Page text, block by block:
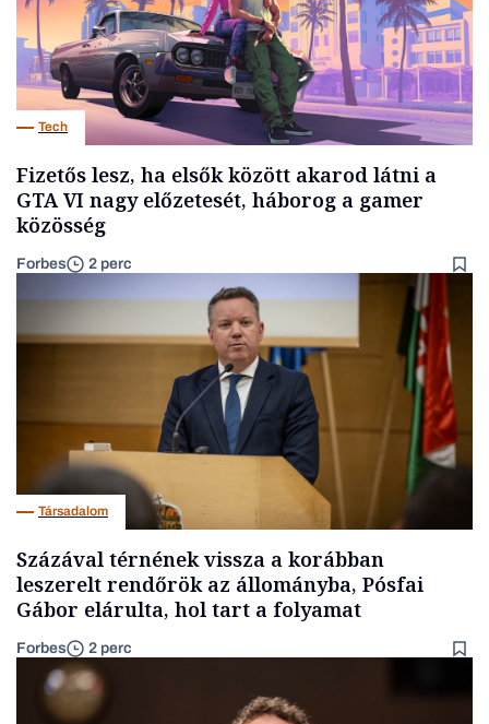
Tech
Fizetős lesz, ha elsők között akarod látni a
GTA VI nagy előzetesét, háborog a gamer
közösség
Forbes 2 perc
Társadalom
Százával térnének vissza a korábban
leszerelt rendőrök az állományba, Pósfai
Gábor elárulta, hol tart a folyamat
Forbes 2 perc